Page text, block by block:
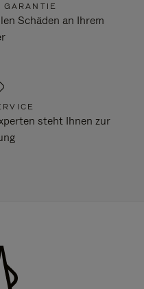
GARANTIE
Schäden an Ihrem
steht Ihnen zur